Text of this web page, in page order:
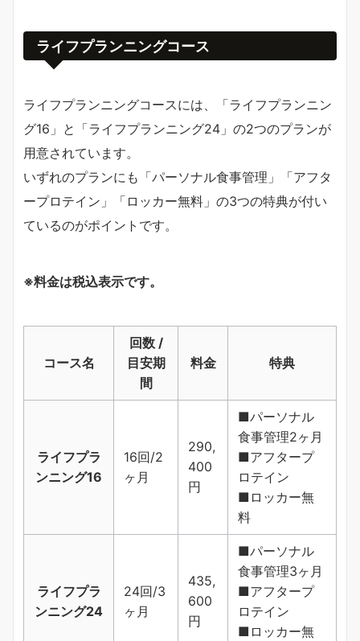
ライフプランニングコース
ライフプランニングコースには、「ライフプランニン
グ16」と「ライフプランニング24」の2つのプランが
用意されています。
いずれのプランにも「パーソナル食事管理」「アフタ
ープロテイン」「ロッカー無料」の3つの特典が付い
ているのがポイントです。
※料金は税込表示です。
コース名
回数 /
目安期
間
料金 特典
ライフプラ
ンニング16
16回/2
ヶ月
290,
400
円
■パーソナル
食事管理2ヶ月
■アフタープ
ロテイン
■ロッカー無
料
ライフプラ
ンニング24
24回/3
ヶ月
435,
600
円
■パーソナル
食事管理3ヶ月
■アフタープ
ロテイン
■ロッカー無